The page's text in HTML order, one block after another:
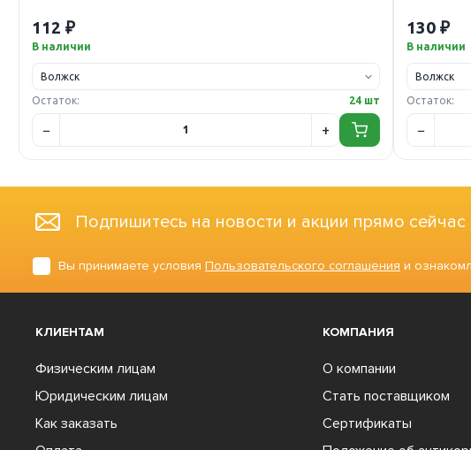
112 ₽
В наличии
Остаток: 24 шт
130 ₽
В наличии
Остаток:
Подпишитесь на новости и акции прямо сейчас
Вы принимаете условия Пользовательского соглашения и
КЛИЕНТАМ
Физическим лицам
Юридическим лицам
Как заказать
КОМПАНИЯ
О компании
Стать поставщиком
Сертификаты